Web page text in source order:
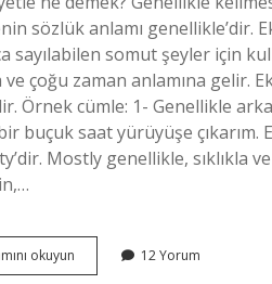
sözlük anlamı
sayılabilen somut şeyler için
ve çoğu zaman anlamına gelir.
Örnek cümle: 1- Genellikle
buçuk saat yürüyüşe çıkarım.
Mostly genellikle, sıklıkla
okuyun Ekseriyetle
Ne
12 Yorum